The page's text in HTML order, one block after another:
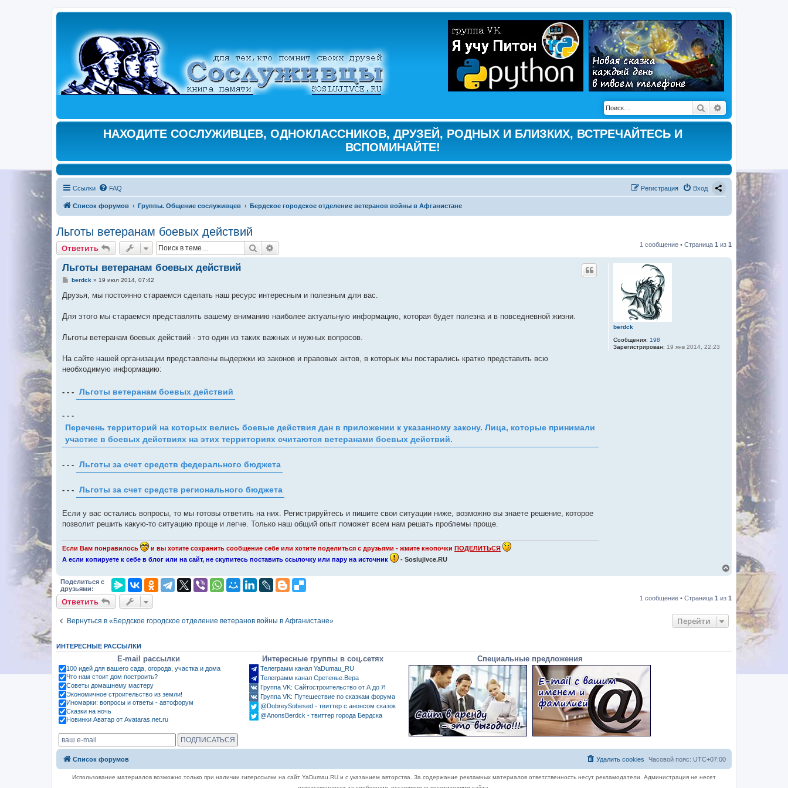
Поиск
НАХОДИТЕ СОСЛУЖИВЦЕВ, ОДНОКЛАССНИКОВ, ДРУЗЕЙ, РОДНЫХ И БЛИЗКИХ, ВСТРЕЧАЙТЕСЬ И
ВСПОМИНАЙТЕ!
Ссылки FAQ Вход
Регистрация
Список форумов Группы. Общение сослуживцев Бердское городское отделение ветеранов войны в Афганистане
Льготы ветеранам боевых действий
Ответить Поиск 1 сообщение • Страница 1 из 1
berdck
Сообщения: 198
Зарегистрирован: 19 янв 2014, 22:23
Льготы ветеранам боевых действий
С
о
б
е
е
berdck » 19 июл 2014, 07:42
Друзья, мы постоянно стараемся сделать наш ресурс интересным и полезным для вас.
Для этого мы стараемся представлять вашему вниманию наиболее актуальную информацию, которая будет полезна и в повседневной жизни.
Льготы ветеранам боевых действий - это один из таких важных и нужных вопросов.
На сайте нашей организации представлены выдержки из законов и правовых актов, в которых мы постарались кратко представить всю
необходимую информацию:
- - - Льготы ветеранам боевых действий
- - -
Перечень территорий на которых велись боевые действия дан в приложении к указанному закону. Лица, которые принимали
участие в боевых действиях на этих территориях считаются ветеранами боевых действий.
- - - Льготы за счет средств федерального бюджета
- - - Льготы за счет средств регионального бюджета
Если у вас остались вопросы, то мы готовы ответить на них. Регистрируйтесь и пишите свои ситуации ниже, возможно вы знаете решение, которое
позволит решить какую-то ситуацию проще и легче. Только наш общий опыт поможет всем нам решать проблемы проще.
Если Вам понравилось и вы хотите сохранить сообщение себе или хотите поделиться с друзьями - жмите кнопочки ПОДЕЛИТЬСЯ
А если копируете к себе в блог или на сайт, не скупитесь поставить ссылочку или пару на источник
- Soslujivce.RU
у
н
Поделиться с
друзьями:
Ответить 1 сообщение • Страница 1 из 1
Вернуться в «Бердское городское отделение ветеранов войны в Афганистане» Перейти
ИНТЕРЕСНЫЕ РАССЫЛКИ
E-mail рассылки
100 идей для вашего сада, огорода, участка и дома
Что нам стоит дом построить?
Советы домашнему мастеру
Экономичное строительство из земли!
Иномарки: вопросы и ответы - автофорум
Сказки на ночь
Новинки Аватар от Avataras.net.ru
Интересные группы в соц.сетях
Телеграмм канал YaDumau_RU
Телеграмм канал Сретенье.Вера
Группа VK: Сайтостроительство от А до Я
Группа VK: Путешествие по сказкам форума
@DobreySobesed - твиттер с анонсом сказок
@AnonsBerdck - твиттер города Бердска
Специальные предложения
Список форумов Часовой пояс: UTC+07:00
Удалить cookies
Использование материалов возможно только при наличии гиперссылки на сайт YaDumau.RU и с указанием авторства. За содержание рекламных материалов ответственность несут рекламодатели. Администрация не несет